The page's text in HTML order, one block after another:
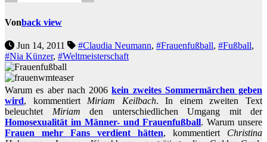
Vonback view
Jun 14, 2011 #Claudia Neumann, #Frauenfußball, #Fußball,
#Nia Künzer, #Weltmeisterschaft
Warum es aber nach 2006kein zweites Sommermärchen geben
wird, kommentiertMiriam Keilbach. In einem zweiten Text
beleuchtet Miriam den unterschiedlichen Umgang mit der
Homosexualität im Männer- und Frauenfußball. Warum unsere
Frauen mehr Fans verdient hätten, kommentiert Christina